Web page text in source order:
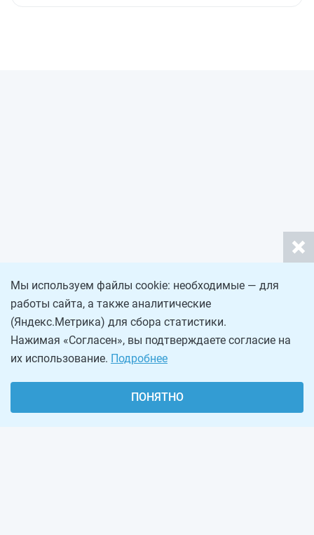
Мы используем файлы cookie: необходимые — для
работы сайта, а также аналитические
(Яндекс.Метрика) для сбора статистики.
Нажимая «Согласен», вы подтверждаете согласие на
их использование. Подробнее
ПОНЯТНО